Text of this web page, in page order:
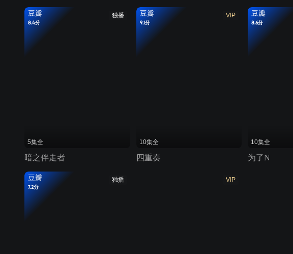
独播
豆瓣
8.4分
5集全
暗之伴走者
VIP
豆瓣
9.1分
10集全
四重奏
豆瓣
8.6分
10集全
为了N
独播
豆瓣
7.2分
VIP